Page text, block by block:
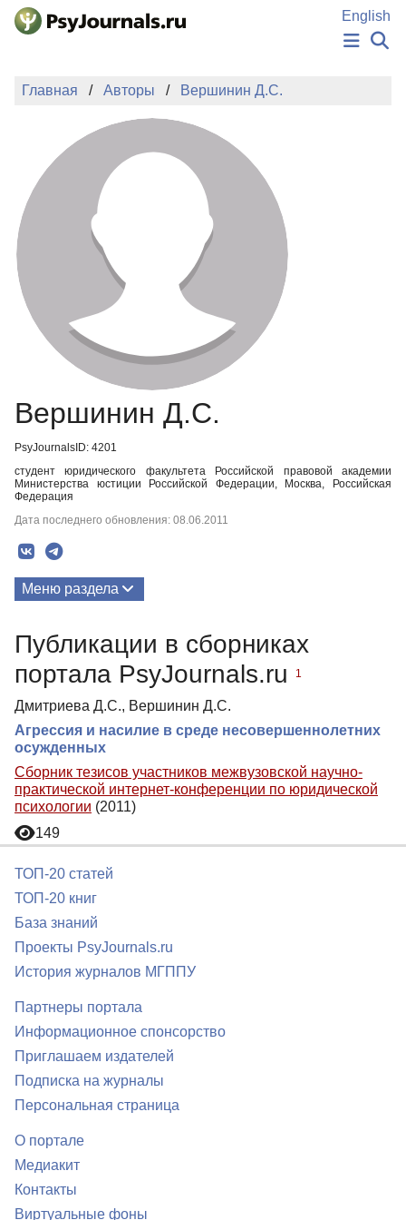
Перейти к основному содержанию
English
НОВОСТИ
АВТОРЫ
ПОДАТЬ РУКОПИСЬ
БАЗА ЗНАНИЙ
КЛЮЧЕВЫЕ СЛОВА
Регистрация
Главная Авторы Вершинин Д.С.
Вершинин Д.С.
PsyJournalsID: 4201
студент юридического факультета Российской правовой академии
Министерства юстиции Российской Федерации, Москва, Российская
Федерация
Дата последнего обновления: 08.06.2011
Меню раздела
Публикации в сборниках
портала PsyJournals.ru
1
Дмитриева Д.С., Вершинин Д.С.
Агрессия и насилие в среде несовершеннолетних
осужденных
Сборник тезисов участников межвузовской научно-
практической интернет-конференции по юридической
психологии (2011)
149
ТОП-20 статей
ТОП-20 книг
База знаний
Проекты PsyJournals.ru
История журналов МГППУ
Партнеры портала
Информационное спонсорство
Приглашаем издателей
Подписка на журналы
Персональная страница
О портале
Медиакит
Контакты
Виртуальные фоны